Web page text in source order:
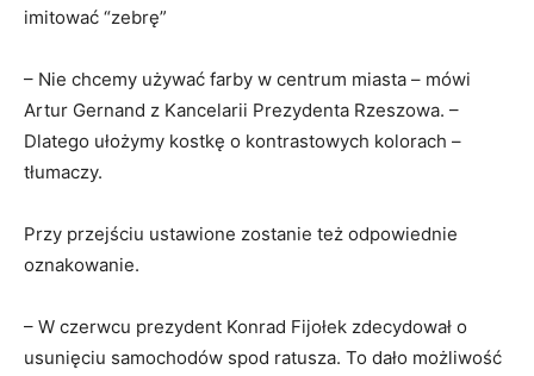
imitować “zebrę”
– Nie chcemy używać farby w centrum miasta – mówi
Artur Gernand z Kancelarii Prezydenta Rzeszowa. –
Dlatego ułożymy kostkę o kontrastowych kolorach –
tłumaczy.
Przy przejściu ustawione zostanie też odpowiednie
oznakowanie.
– W czerwcu prezydent Konrad Fijołek zdecydował o
usunięciu samochodów spod ratusza. To dało możliwość